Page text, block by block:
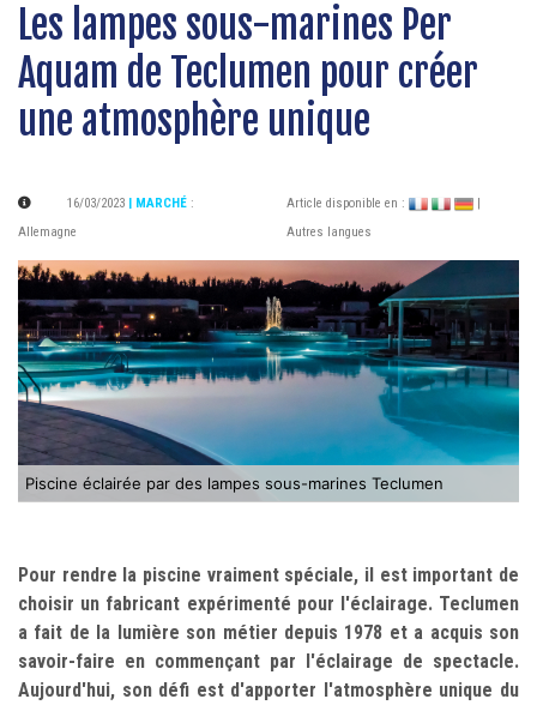
Les lampes sous-marines Per
Aquam de Teclumen pour créer
une atmosphère unique
16/03/2023 | MARCHÉ :
Allemagne
Article disponible en :
Autres langues
Piscine éclairée par des lampes sous-marines Teclumen
Pour rendre la piscine vraiment spéciale, il est important de
choisir un fabricant expérimenté pour l'éclairage. Teclumen
a fait de la lumière son métier depuis 1978 et a acquis son
savoir-faire en commençant par l'éclairage de spectacle.
Aujourd'hui, son défi est d'apporter l'atmosphère unique du